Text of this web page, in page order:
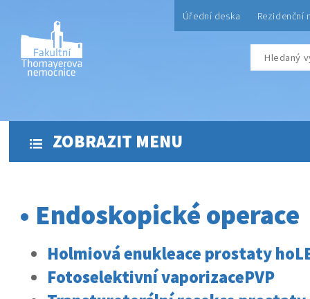
Úřední deska Rezidenční
ZOBRAZIT MENU
• Endoskopické operace
Holmiová enukleace prostaty
Fotoselektivní vaporizacePVP